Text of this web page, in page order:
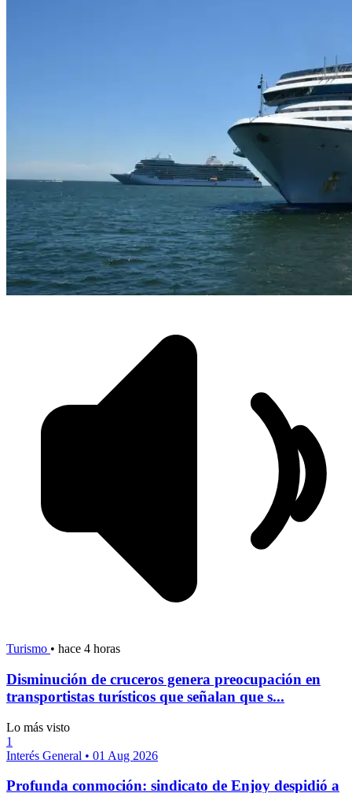
Turismo • hace 4 horas
Disminución de cruceros genera preocupación en
transportistas turísticos que señalan que s...
Lo más visto
1
Interés General • 01 Aug 2026
Profunda conmoción: sindicato de Enjoy despidió a